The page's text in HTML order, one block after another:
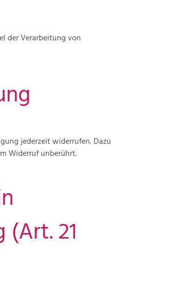
der Verarbeitung von
jederzeit widerrufen. Dazu
Widerruf unberührt.
21